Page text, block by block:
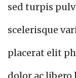
sed turpis
scelerisque
placerat elit